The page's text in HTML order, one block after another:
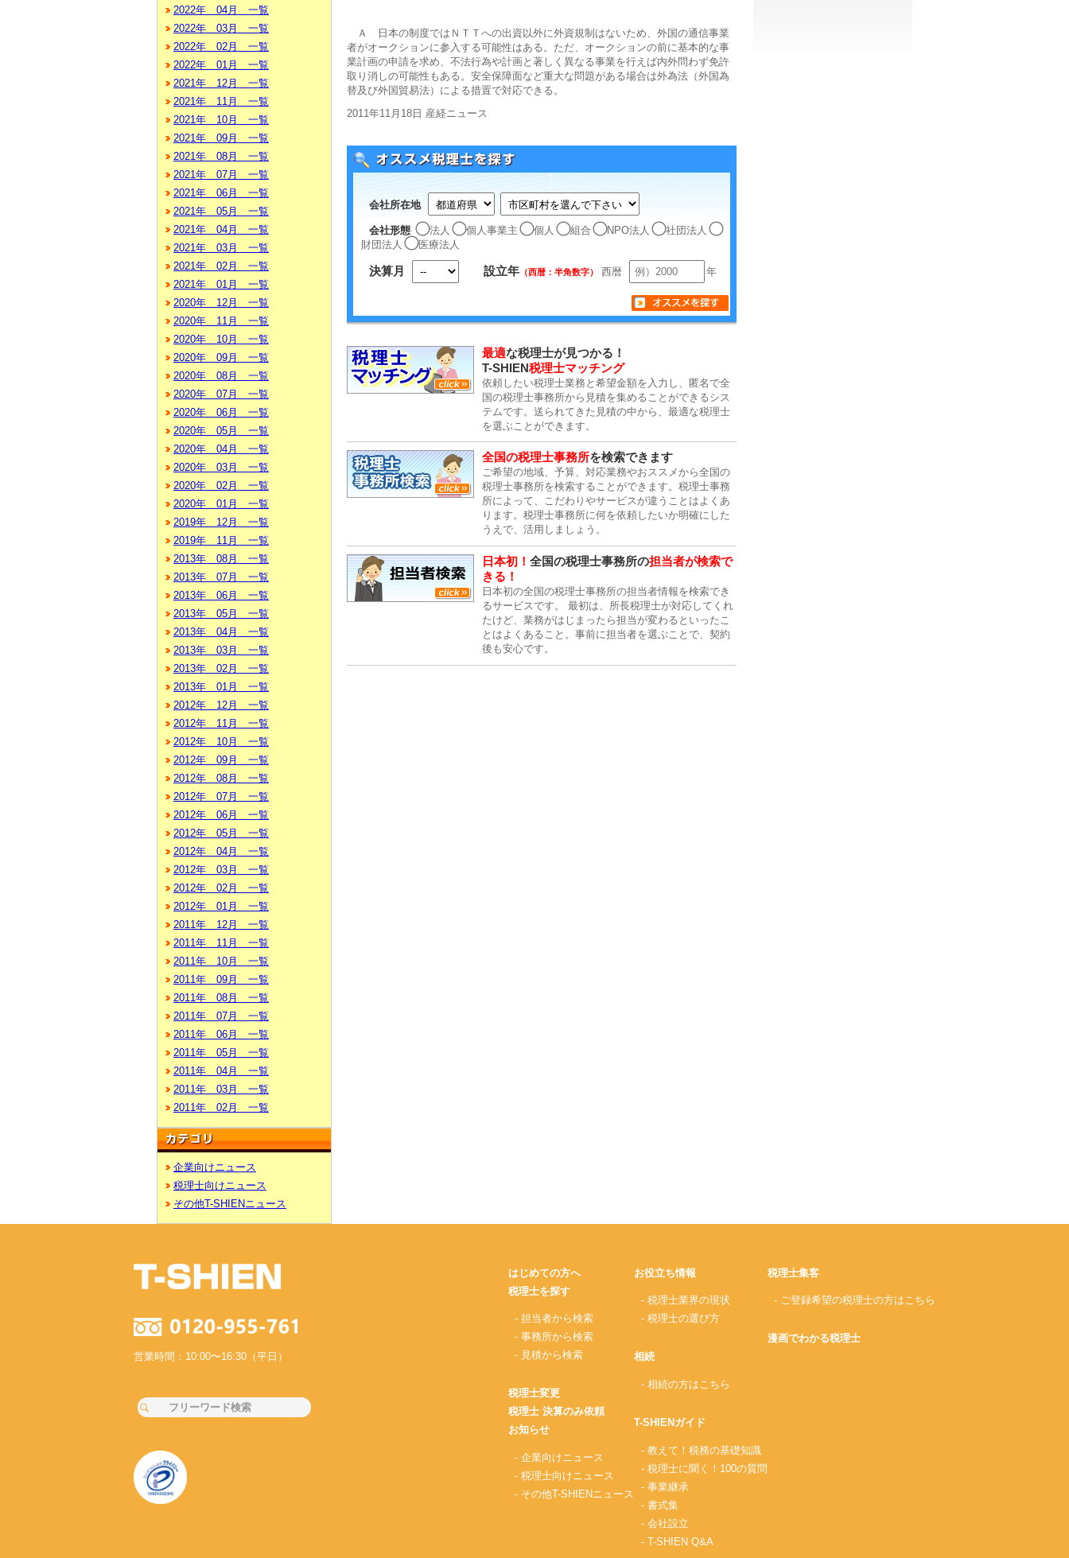
2022年 04月 一覧
2022年 03月 一覧
2022年 02月 一覧
2022年 01月 一覧
2021年 12月 一覧
2021年 11月 一覧
2021年 10月 一覧
2021年 09月 一覧
2021年 08月 一覧
2021年 07月 一覧
2021年 06月 一覧
2021年 05月 一覧
2021年 04月 一覧
2021年 03月 一覧
2021年 02月 一覧
2021年 01月 一覧
2020年 12月 一覧
2020年 11月 一覧
2020年 10月 一覧
2020年 09月 一覧
2020年 08月 一覧
2020年 07月 一覧
2020年 06月 一覧
2020年 05月 一覧
2020年 04月 一覧
2020年 03月 一覧
2020年 02月 一覧
2020年 01月 一覧
2019年 12月 一覧
2019年 11月 一覧
2013年 08月 一覧
2013年 07月 一覧
2013年 06月 一覧
2013年 05月 一覧
2013年 04月 一覧
2013年 03月 一覧
2013年 02月 一覧
2013年 01月 一覧
2012年 12月 一覧
2012年 11月 一覧
2012年 10月 一覧
2012年 09月 一覧
2012年 08月 一覧
2012年 07月 一覧
2012年 06月 一覧
2012年 05月 一覧
2012年 04月 一覧
2012年 03月 一覧
2012年 02月 一覧
2012年 01月 一覧
2011年 12月 一覧
2011年 11月 一覧
2011年 10月 一覧
2011年 09月 一覧
2011年 08月 一覧
2011年 07月 一覧
2011年 06月 一覧
2011年 05月 一覧
2011年 04月 一覧
2011年 03月 一覧
2011年 02月 一覧
企業向けニュース
税理士向けニュース
その他T-SHIENニュース
Ａ 日本の制度ではＮＴＴへの出資以外に外資規制はないため、外国の通信事業
者がオークションに参入する可能性はある。ただ、オークションの前に基本的な事
業計画の申請を求め、不法行為や計画と著しく異なる事業を行えば内外問わず免許
取り消しの可能性もある。安全保障面など重大な問題がある場合は外為法（外国為
替及び外国貿易法）による措置で対応できる。
2011年11月18日 産経ニュース
会社所在地
会社形態 法人 個人事業主 個人 組合 NPO法人
社団法人
財団法人
医療法人
決算月 設立年 （西暦：半角数字） 西暦 年
最適な税理士が見つかる！
T-SHIEN税理士マッチング
依頼したい税理士業務と希望金額を入力し、匿名で全
国の税理士事務所から見積を集めることができるシス
テムです。送られてきた見積の中から、最適な税理士
を選ぶことができます。
全国の税理士事務所を検索できます
ご希望の地域、予算、対応業務やおススメから全国の
税理士事務所を検索することができます。税理士事務
所によって、こだわりやサービスが違うことはよくあ
ります。税理士事務所に何を依頼したいか明確にした
うえで、活用しましょう。
日本初！ 全国の税理士事務所の担当者が検索で
きる！
日本初の全国の税理士事務所の担当者情報を検索でき
るサービスです。 最初は、所長税理士が対応してくれ
たけど、業務がはじまったら担当が変わるといったこ
とはよくあること。事前に担当者を選ぶことで、契約
後も安心です。
営業時間：10:00〜16:30（平日）
はじめての方へ
税理士を探す
- 担当者から検索
- 事務所から検索
- 見積から検索
税理士変更
税理士 決算のみ依頼
お知らせ
- 企業向けニュース
- 税理士向けニュース
- その他T-SHIENニュース
お役立ち情報
- 税理士業界の現状
- 税理士の選び方
相続
- 相続の方はこちら
T-SHIENガイド
- 教えて！税務の基礎知識
- 税理士に聞く！100の質問
- 事業継承
- 書式集
- 会社設立
- T-SHIEN Q&A
税理士集客
- ご登録希望の税理士の方はこちら
漫画でわかる税理士